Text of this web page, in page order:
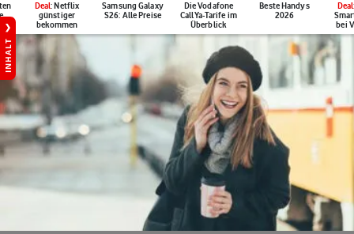
Deal: Netflix
günstiger
bekommen
Samsung Galaxy
S26: Alle Preise
Die Vodafone
CallYa-Tarife im
Überblick
Beste Handys
2026
Deal
bei
INHALT